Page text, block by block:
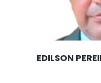
EDILSON